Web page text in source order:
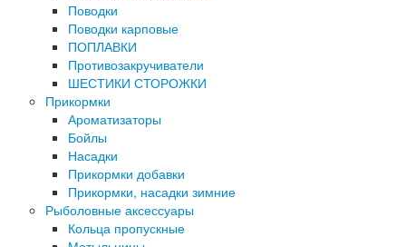
Поводки
Поводки карповые
ПОПЛАВКИ
Противозакручиватели
ШЕСТИКИ СТОРОЖКИ
Прикормки
Ароматизаторы
Бойлы
Насадки
Прикормки добавки
Прикормки, насадки зимние
Рыболовные аксессуары
Кольца пропускные